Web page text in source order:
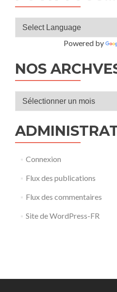
Powered by
NOS
Nos
Connexion
Flux des publications
Flux des commentaires
Site de WordPress-FR